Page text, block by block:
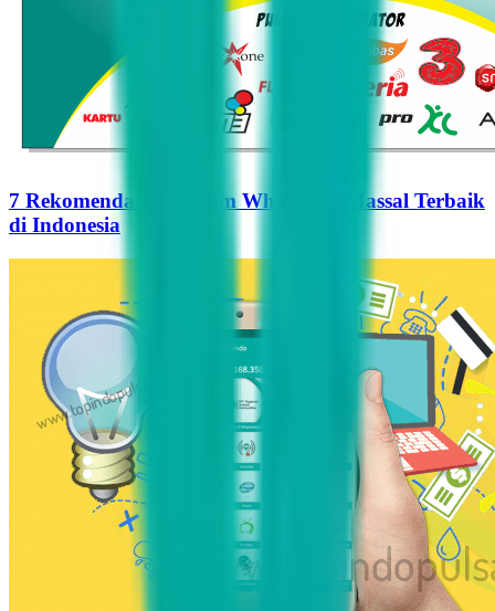
7 Rekomendasi Pengirim WhatsApp Massal Terbaik
di Indonesia